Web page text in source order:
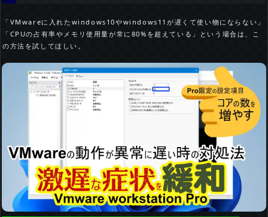
「VMwareに入れたwindows10やwindows11が遅くて使い物にならない」
「CPUの占有率やメモリ使用量が常に80%を超えている」という場合は、こ
の方法を試してほしい。